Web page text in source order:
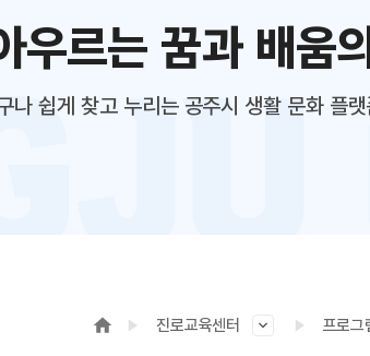
우르는 꿈과 배움
나 쉽게 찾고 누리는 공주시 생활 문화 플
진로교육센터 프로그